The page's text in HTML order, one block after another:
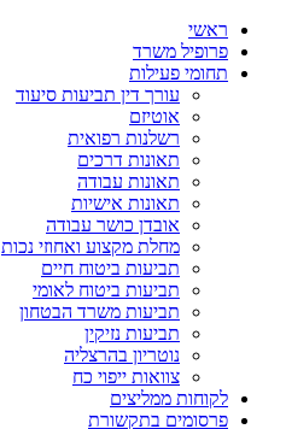
ראשי
פרופיל משרד
תחומי פעילות
עורך דין תביעות סיעוד
אוטיזם
רשלנות רפואית
תאונות דרכים
תאונות עבודה
תאונות אישיות
אובדן כושר עבודה
מחלת מקצוע ואחוזי נכות
תביעות ביטוח חיים
תביעות ביטוח לאומי
תביעות משרד הבטחון
תביעות נזיקין
נוטריון בהרצליה
צוואות ייפוי כח
לקוחות ממליצים
פרסומים בתקשורת